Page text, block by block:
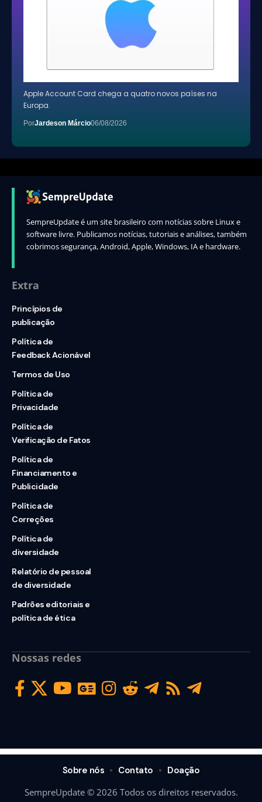
Apple Account Card chega a quatro novos países na
Europa.
PorJardeson Márcio06/08/2026
SempreUpdate é um site brasileiro com notícias sobre Linux e
software livre. Publicamos notícias, tutoriais e análises, também
cobrimos segurança, Android, Apple, Windows, IA e hardware.
Extra
Princípios de
publicação
Política de
Feedback Acionável
Termos de Uso
Política de
Privacidade
Política de
Verificação de Fatos
Política de
Financiamento e
Publicidade
Política de
Correções
Política de
diversidade
Relatório de pessoal
de diversidade
Padrões editoriais e
política de ética
Nossas redes
SempreUpdate © 2026 Todos os direitos reservados.
Sobre nós Contato Doação